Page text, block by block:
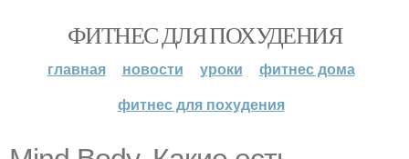
ФИТНЕС ДЛЯ ПОХУДЕНИЯ
главная новости уроки
фитнес дома
фитнес для похудения